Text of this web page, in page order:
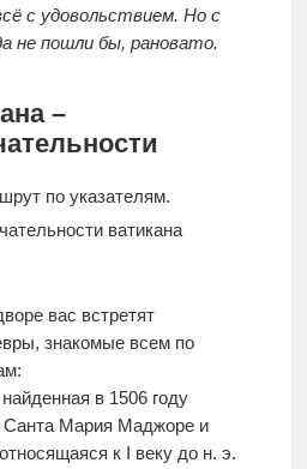
с удовольствием. Но с
не пошли бы, рановато.
–
по указателям.
вас встретят
знакомые всем по
в 1506 году
Санта Мария Маджоре и
к I веку до н. э.